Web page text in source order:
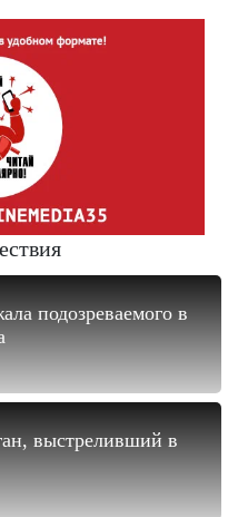
подозреваемого в
выстреливший в